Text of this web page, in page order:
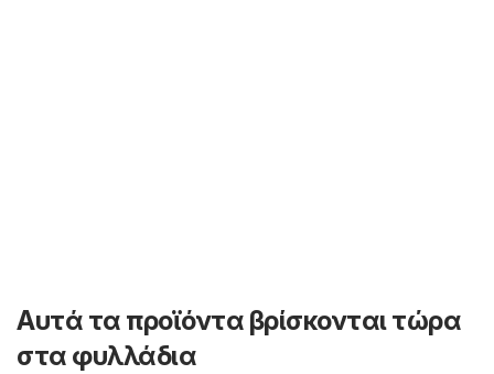
Αυτά τα προϊόντα βρίσκονται τώρα
στα φυλλάδια